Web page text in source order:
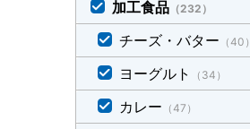
加工食品 （232）
チーズ・バター （40）
ヨーグルト （34）
カレー （47）